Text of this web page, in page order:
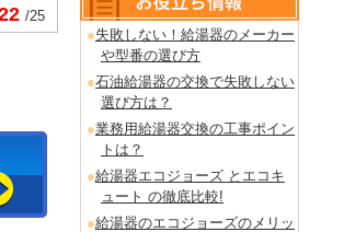
失敗しない！給湯器のメーカー
や型番の選び方
石油給湯器の交換で失敗しない
選び方は？
業務用給湯器交換の工事ポイン
トは？
給湯器エコジョーズ とエコキ
ュート の徹底比較!
給湯器のエコジョーズのメリッ
/25